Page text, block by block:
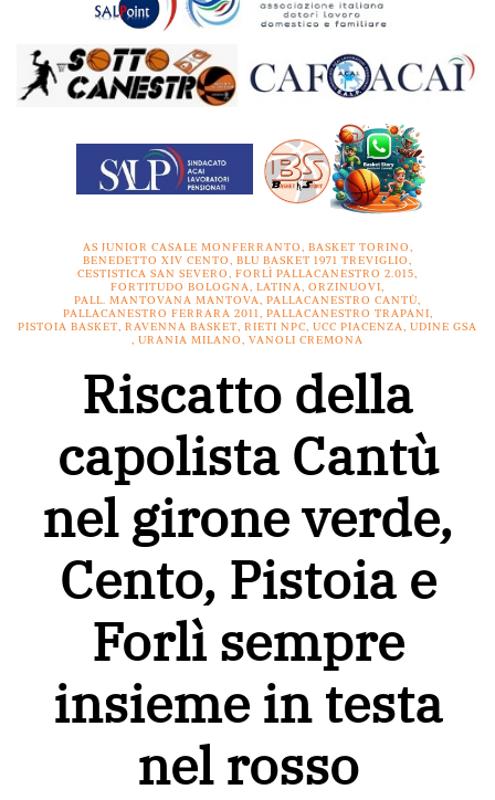
AS JUNIOR CASALE MONFERRANTO, BASKET TORINO,
BENEDETTO XIV CENTO, BLU BASKET 1971 TREVIGLIO,
CESTISTICA SAN SEVERO, FORLÌ PALLACANESTRO 2.015,
FORTITUDO BOLOGNA, LATINA, ORZINUOVI,
PALL. MANTOVANA MANTOVA, PALLACANESTRO CANTÙ,
PALLACANESTRO FERRARA 2011, PALLACANESTRO TRAPANI,
PISTOIA BASKET, RAVENNA BASKET, RIETI NPC, UCC PIACENZA, UDINE GSA
, URANIA MILANO, VANOLI CREMONA
Riscatto della
capolista Cantù
nel girone verde,
Cento, Pistoia e
Forlì sempre
insieme in testa
nel rosso